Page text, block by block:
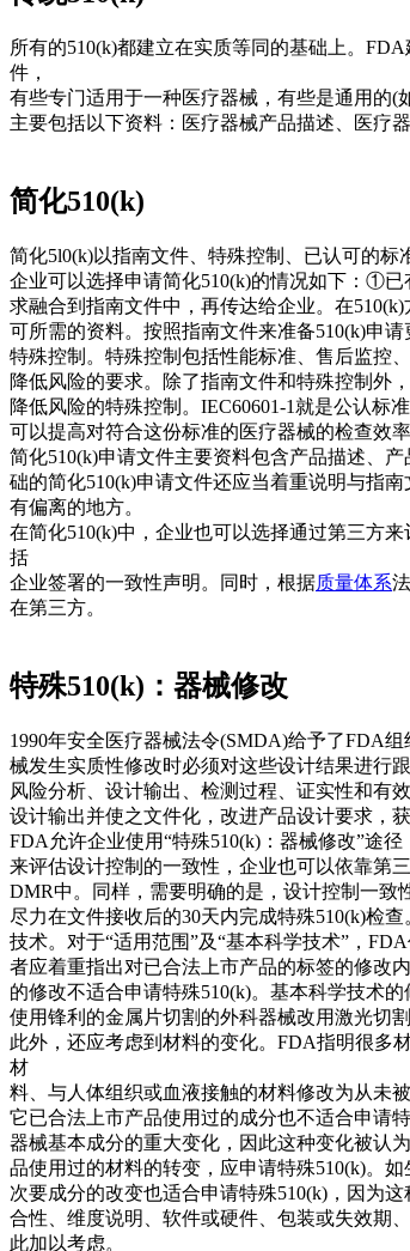
所有的510(k)都建立在实质等同的基础上。
件，
有些专门适用于一种医疗器械，有些是通用的(
主要包括以下资料：医疗器械产品描述、医疗
简化510(k)
简化5l0(k)以指南文件、特殊控制、已认可的标
企业可以选择申请简化510(k)的情况如下：①
求融合到指南文件中，再传达给企业。在
可所需的资料。按照指南文件来准备510(k)申
特殊控制。特殊控制包括性能标准、售后监控
降低风险的要求。除了指南文件和特殊控制外
降低风险的特殊控制。IEC60601-1就是公认标
可以提高对符合这份标准的医疗器械的检查效率
简化510(k)申请文件主要资料包含产品描述、
础的简化510(k)申请文件还应当着重说明与指
有偏离的地方。
在简化510(k)中，企业也可以选择通过第三方
括
企业签署的一致性声明。同时，根据质量体系
在第三方。
特殊510(k)：器械修改
1990年安全医疗器械法令(SMDA)给予了FDA
械发生实质性修改时必须对这些设计结果进行
风险分析、设计输出、检测过程、证实性和有
设计输出并使之文件化，改进产品设计要求，
FDA允许企业使用“特殊510(k)：器械修改”途
来评估设计控制的一致性，企业也可以依靠第
DMR中。同样，需要明确的是，设计控制一致
尽力在文件接收后的30天内完成特殊510(k)检
技术。对于“适用范围”及“基本科学技术”，
者应着重指出对已合法上市产品的标签的修改
的修改不适合申请特殊510(k)。基本科学技术
使用锋利的金属片切割的外科器械改用激光切
此外，还应考虑到材料的变化。FDA指明很多
材
料、与人体组织或血液接触的材料修改为从未
它已合法上市产品使用过的成分也不适合申请
器械基本成分的重大变化，因此这种变化被认
品使用过的材料的转变，应申请特殊510(k)。
次要成分的改变也适合申请特殊510(k)，因为
合性、维度说明、软件或硬件、包装或失效期
此加以考虑。